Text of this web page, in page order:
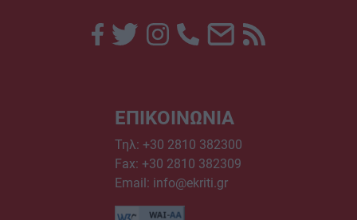
ΕΠΙΚΟΙΝΩΝΙΑ
Τηλ: +30 2810 382300
Fax: +30 2810 382309
Email: info@ekriti.gr